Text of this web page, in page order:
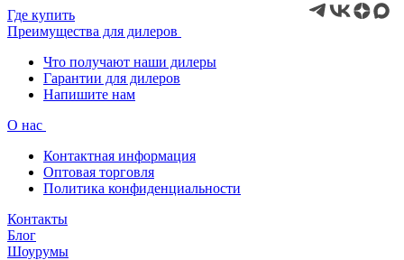
Где купить
Преимущества для дилеров
Что получают наши дилеры
Гарантии для дилеров
Напишите нам
О нас
Контактная информация
Оптовая торговля
Политика конфиденциальности
Контакты
Блог
Шоурумы